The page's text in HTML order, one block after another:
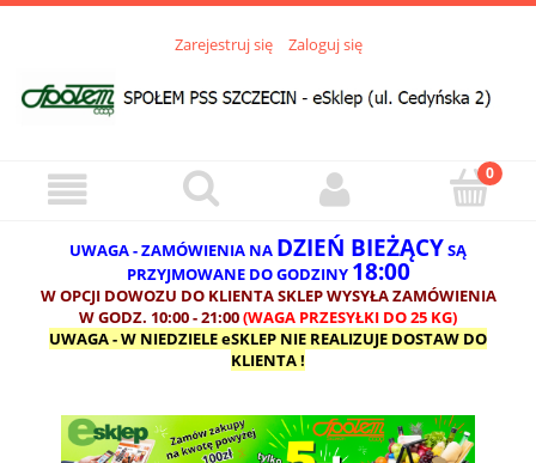
Zarejestruj się Zaloguj się
UWAGA - ZAMÓWIENIA NA DZIEŃ BIEŻĄCYSĄ
PRZYJMOWANE DO GODZINY 18:00
W OPCJI DOWOZU DO KLIENTA SKLEP WYSYŁA ZAMÓWIENIA
W GODZ. 10:00 - 21:00(WAGA PRZESYŁKI DO 25 KG)
UWAGA - W NIEDZIELE eSKLEP NIE REALIZUJE DOSTAW DO
KLIENTA !